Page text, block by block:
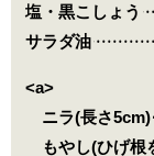
塩・黒こしょう
サラダ油
<a>
ニラ(長さ5cm)
もやし(ひげ根